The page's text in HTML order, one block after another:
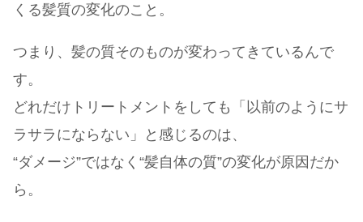
くる髪質の変化のこと。
つまり、髪の質そのものが変わってきているんで
す。
どれだけトリートメントをしても「以前のようにサ
ラサラにならない」と感じるのは、
“ダメージ”ではなく“髪自体の質”の変化が原因だか
ら。